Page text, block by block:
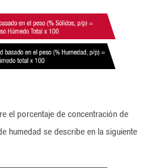
el porcentaje de concentración de
humedad se describe en la siguiente